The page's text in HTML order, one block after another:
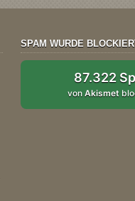
SPAM WURDE
87.322
vonAkismet